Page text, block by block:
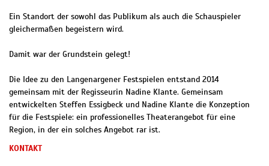
Ein Standort der sowohl das Publikum als auch die Schauspieler
gleichermaßen begeistern wird.
Damit war der Grundstein gelegt!
Die Idee zu den Langenargener Festspielen entstand 2014
gemeinsam mit der Regisseurin Nadine Klante. Gemeinsam
entwickelten Steffen Essigbeck und Nadine Klante die Konzeption
für die Festspiele: ein professionelles Theaterangebot für eine
Region, in der ein solches Angebot rar ist.
KONTAKT